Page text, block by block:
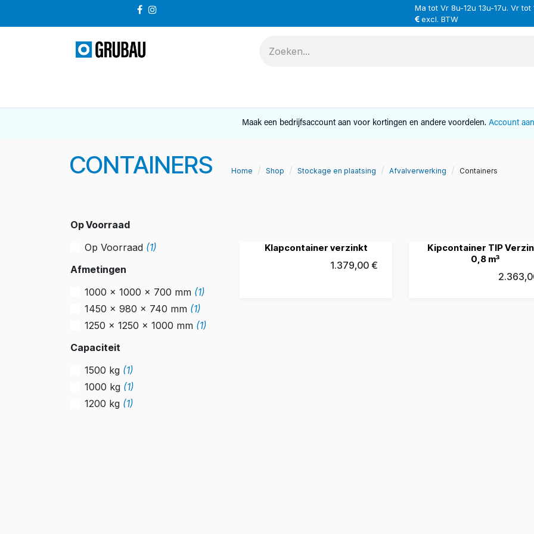
Ma tot Vr 8u-12u 13u-17u. Vr tot
excl. BTW
Maak een bedrijfsaccount aan voor kortingen en andere voordelen. Account
CONTAINERS Home Shop Stockage en plaatsing Afvalverwerking Containers
Op Voorraad
Op Voorraad (1)
Afmetingen
1000 x 1000 x 700 mm (1)
1450 x 980 x 740 mm (1)
1250 x 1250 x 1000 mm (1)
Capaciteit
1500 kg (1)
1000 kg (1)
1200 kg (1)
Klapcontainer verzinkt
1.379,00 €
Kipcontainer TIP
0,8 m³